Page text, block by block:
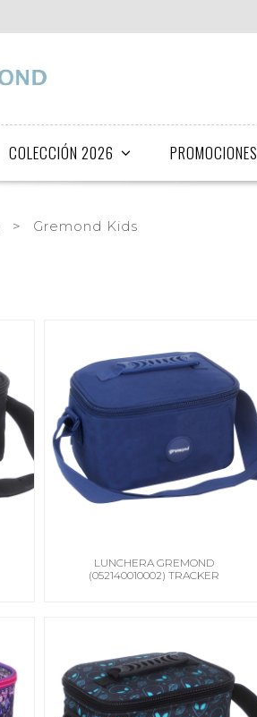
COLECCIÓN 2026 PROMOCIONES
> Gremond Kids
LUNCHERA GREMOND
(052140010002) TRACKER